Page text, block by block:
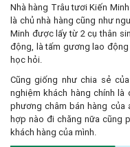
Nhà hàng Trâu tươi Kiến
là chủ nhà hàng cũng như
Minh được lấy từ 2 cụ thân
động, là tấm gương lao
học hỏi.
Cũng giống như chia sẻ
nghiệm khách hàng chính
phương châm bán hàng của
hợp nào đi chăng nữa cũng
khách hàng của mình.